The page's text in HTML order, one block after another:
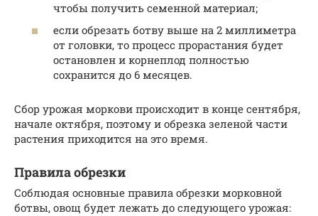
чтобы получить семенной материал;
если обрезать ботву выше на 2 миллиметра
от головки, то процесс прорастания будет
остановлен и корнеплод полностью
сохранится до 6 месяцев.
Сбор урожая моркови происходит в конце сентября,
начале октября, поэтому и обрезка зеленой части
растения приходится на это время.
Правила обрезки
Соблюдая основные правила обрезки морковной
ботвы, овощ будет лежать до следующего урожая: